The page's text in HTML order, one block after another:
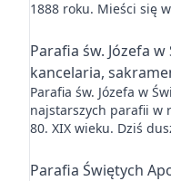
1888 roku. Mieści się
Parafia św. Józefa
kancelaria,
Parafia św. Józefa w
najstarszych parafii w
80. XIX wieku. Dziś
Parafia Świętych